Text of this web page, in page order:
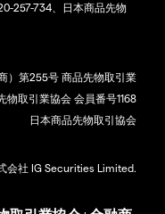
257-734、日本商品先物
）第255号 商品先物取引業
取引業協会 会員番号1168
日本商品先物取引協会
会社 IG Securities Limited.